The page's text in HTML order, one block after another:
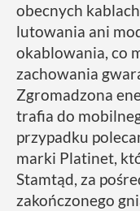
obecnych
lutowania ani
okablowania, co
zachowania
Zgromadzona
trafia do
przypadku
marki Platinet,
Stamtąd, za
zakończonego